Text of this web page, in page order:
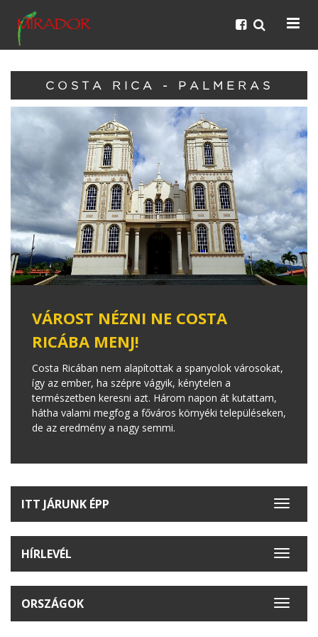
COSTA RICA - PALMERAS
VÁROST NÉZNI NE COSTA
RICÁBA MENJ!
Costa Ricában nem alapítottak a spanyolok városokat,
így az ember, ha szépre vágyik, kénytelen a
természetben keresni azt. Három napon át kutattam,
hátha valami megfog a főváros környéki településeken,
de az eredmény a nagy semmi.
Toggle
ITT JÁRUNK ÉPP
Toggle
HÍRLEVÉL
Toggle
ORSZÁGOK